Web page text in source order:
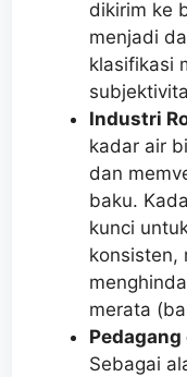
dikirim ke
menjadi
klasifikasi
Industri
kadar air
dan
baku.
kunci
konsisten,
merata
Sebagai